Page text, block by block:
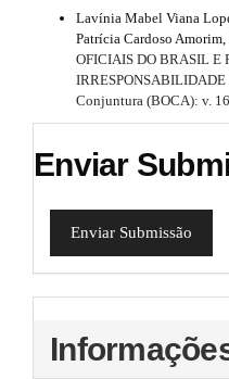
Lavínia Mabel Viana
Patrícia Cardoso Amorim,
OFICIAIS DO BRASIL E
IRRESPONSABILIDADE
Conjuntura (BOCA): v.
Enviar
Enviar Submissão